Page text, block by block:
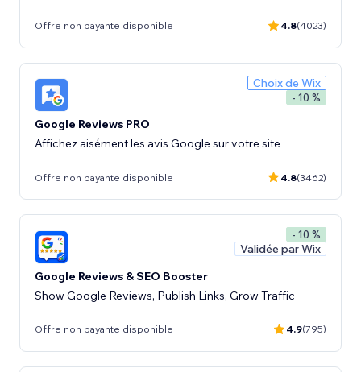
Offre non payante disponible 4.8(4023)
Choix de Wix
- 10 %
Google Reviews PRO
Affichez aisément les avis Google sur votre site
Offre non payante disponible 4.8(3462)
- 10 %
Validée par Wix
Google Reviews & SEO Booster
Show Google Reviews, Publish Links, Grow Traffic
Offre non payante disponible 4.9(795)